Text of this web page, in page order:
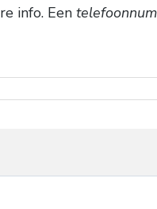
info. Een